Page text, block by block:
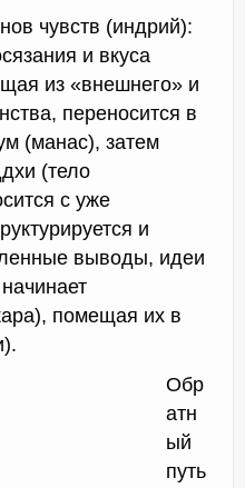
чувств (индрий):
и вкуса
из «внешнего» и
переносится в
(манас), затем
(тело
с уже
и
выводы, идеи
помещая их в
Обр
атн
ый
путь